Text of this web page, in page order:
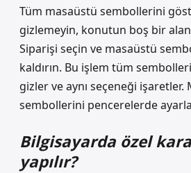
Tüm masaüstü sembollerini
gizlemeyin, konutun boş bir
Siparişi seçin ve masaüstü
kaldırın. Bu işlem tüm
gizler ve aynı seçeneği işaretler.
sembollerini pencerelerde
Bilgisayarda özel
yapılır?